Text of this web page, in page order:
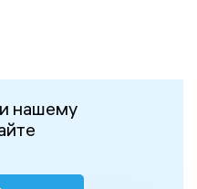
нашему